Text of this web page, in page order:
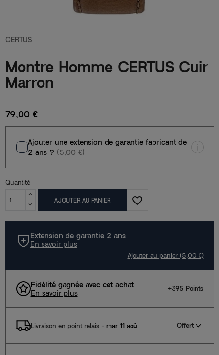
CERTUS
Montre Homme CERTUS Cuir
Marron
79,00 €
Ajouter une extension de garantie fabricant de
2 ans ? (5,00 €)
Quantité
AJOUTER AU PANIER favorite_border
Extension de garantie 2 ans
En savoir plus
Ajouter au panier (5,00 €)
Fidélité gagnée avec cet achat
En savoir plus
+395 Points
Livraison en point relais- mar 11 aoû Offert